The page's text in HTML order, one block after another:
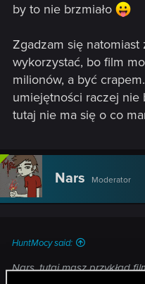
by to nie brzmiało
Zgadzam się
wykorzystać, bo film
milionów, a być
umiejętności raczej
tutaj nie ma się o co
Nars Moderator
HuntMocy said:
Nars, tutaj masz przykład